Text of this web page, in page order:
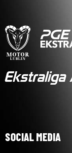
SOCIAL MEDIA